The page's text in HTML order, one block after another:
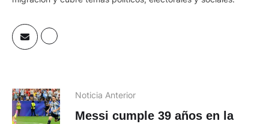
Noticia Anterior
Messi cumple 39 años en la